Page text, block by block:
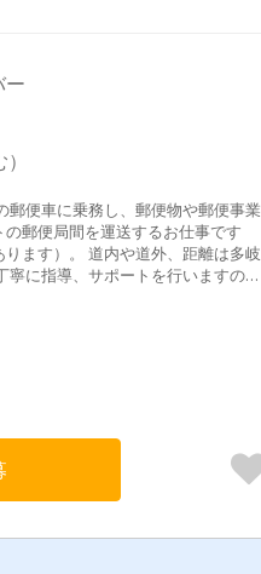
ー
郵便車に乗務し、郵便物や郵便事業
郵便局間を運送するお仕事です
ます）。 道内や道外、距離は多岐
寧に指導、サポートを行いますの